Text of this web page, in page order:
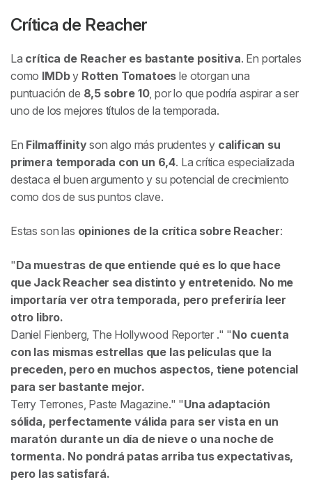
Crítica de Reacher
La crítica de Reacher es bastante positiva. En portales
como IMDby Rotten Tomatoes le otorgan una
puntuación de 8,5 sobre 10, por lo que podría aspirar a ser
uno de los mejores títulos de la temporada.
En Filmaffinity son algo más prudentes y califican su
primera temporada con un 6,4. La crítica especializada
destaca el buen argumento y su potencial de crecimiento
como dos de sus puntos clave.
Estas son las opiniones de la crítica sobre Reacher:
Da muestras de que entiende qué es lo que hace
que Jack Reacher sea distinto y entretenido. No me
importaría ver otra temporada, pero preferiría leer
otro libro.
Daniel Fienberg, The Hollywood Reporter .
No cuenta
con las mismas estrellas que las películas que la
preceden, pero en muchos aspectos, tiene potencial
para ser bastante mejor.
Terry Terrones, Paste Magazine.
Una adaptación
sólida, perfectamente válida para ser vista en un
maratón durante un día de nieve o una noche de
tormenta. No pondrá patas arriba tus expectativas,
pero las satisfará.